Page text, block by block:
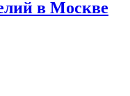
в Москве